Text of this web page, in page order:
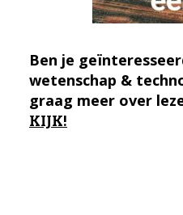
Ben je
wetenschap &
graag meer over
KIJK!